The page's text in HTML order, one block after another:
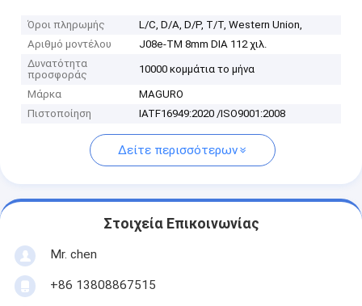
Όροι πληρωμής
L/C, D/A, D/P, T/T, Western Union,
Αριθμό μοντέλου
J08e-TM 8mm DIA 112 χιλ.
Δυνατότητα
προσφοράς
10000 κομμάτια το μήνα
Μάρκα
MAGURO
Πιστοποίηση
IATF16949:2020 /ISO9001:2008
Δείτε περισσότερων
Στοιχεία Επικοινωνίας
Mr. chen
+86 13808867515